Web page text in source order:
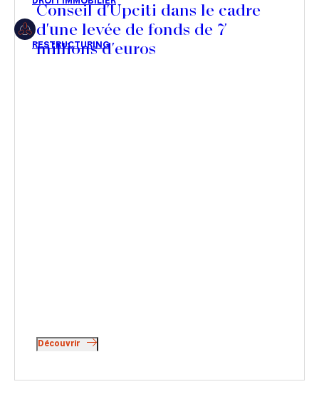
Article
Conseil d'Upciti dans le cadre
d'une levée de fonds de 7
millions d'euros
Découvrir